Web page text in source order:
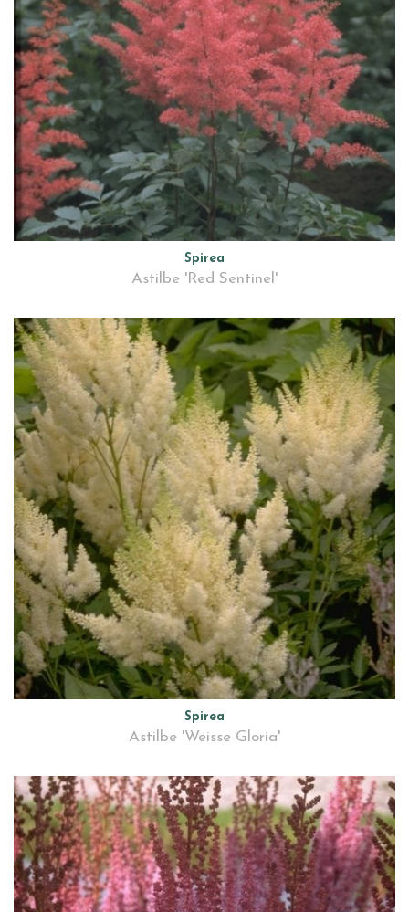
Spirea
Astilbe 'Red Sentinel'
Spirea
Astilbe 'Weisse Gloria'